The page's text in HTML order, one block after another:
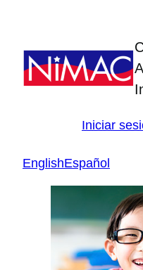
content
Iniciar
EnglishEspañol